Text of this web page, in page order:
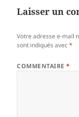
Laisser un
Votre adresse e-mail
sont indiqués avec*
COMMENTAIRE*